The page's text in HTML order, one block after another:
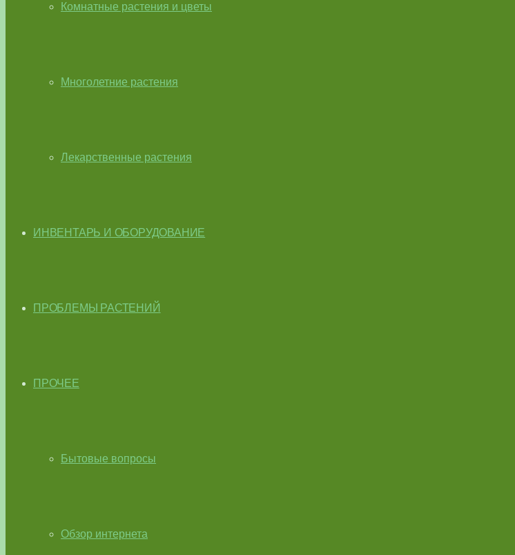
Комнатные растения и цветы
Многолетние растения
Лекарственные растения
ИНВЕНТАРЬ И ОБОРУДОВАНИЕ
ПРОБЛЕМЫ РАСТЕНИЙ
ПРОЧЕЕ
Бытовые вопросы
Обзор интернета